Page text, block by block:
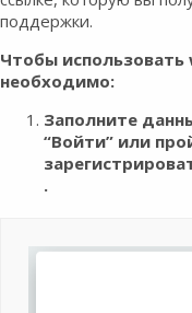
поддержки.
Чтобы использовать
необходимо:
Заполните
“Войти” или
.